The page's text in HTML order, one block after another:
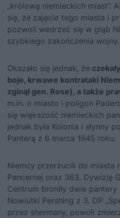
„królową niemieckich miast”.
się, że zajęcie tego miasta i
pozwoli wedrzeć się w głąb
szybkiego zakończenia wojny.
Okazało się jednak, że
boje, krwawe kontrataki
zginął gen. Rose), a także
m.in. o miasto i poligon
się większość niemieckich
jednak była Kolonia i słynny
Panterą z 6 marca 1945 roku.
Niemcy przerzucili do miasta
Pancernej oraz 363. Dywizję
Centrum broniły dwie pantery
Nowiutki Pershing z 3. DP
przez shermany, powoli